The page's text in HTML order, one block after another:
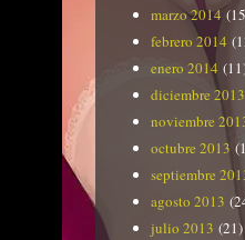
marzo 2014
febrero 2014
enero 2014
diciembre 2013
noviembre
octubre 2013
septiembre
agosto 2013
julio 2013 (21)